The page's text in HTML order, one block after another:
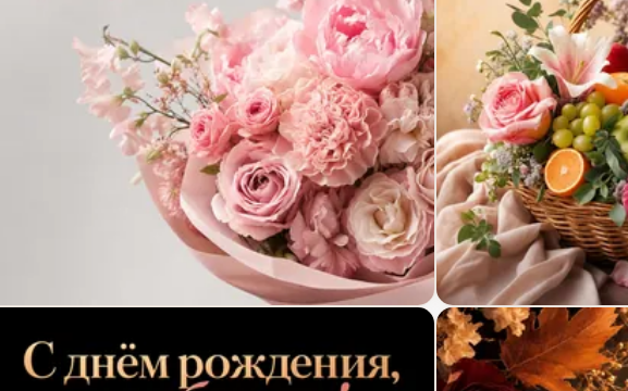
с днём рождения с минималистским букетомОткрытка с днём